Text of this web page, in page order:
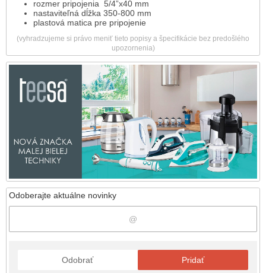
Odoberajte aktuálne novinky
Odobrať Pridať
rozmer pripojenia 5/4”x40 mm
nastaviteľná dĺžka 350-800 mm
plastová matica pre pripojenie
(vyhradzujeme si právo meniť tieto popisy a špecifikácie bez predošlého
upozornenia)